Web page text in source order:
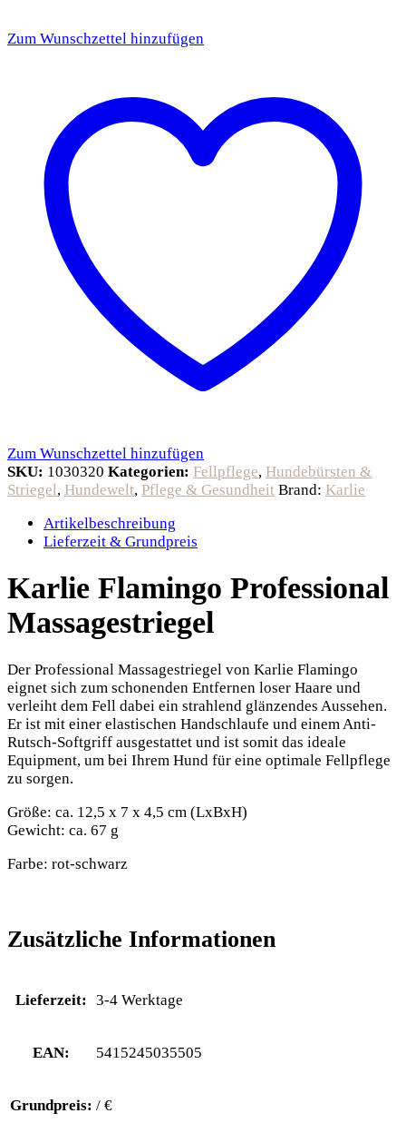
Zum Wunschzettel hinzufügen
Zum Wunschzettel hinzufügen
SKU: 1030320 Kategorien: Fellpflege, Hundebürsten &
Striegel, Hundewelt, Pflege & Gesundheit Brand: Karlie
Artikelbeschreibung
Lieferzeit & Grundpreis
Karlie Flamingo Professional
Massagestriegel
Der Professional Massagestriegel von Karlie Flamingo
eignet sich zum schonenden Entfernen loser Haare und
verleiht dem Fell dabei ein strahlend glänzendes Aussehen.
Er ist mit einer elastischen Handschlaufe und einem Anti-
Rutsch-Softgriff ausgestattet und ist somit das ideale
Equipment, um bei Ihrem Hund für eine optimale Fellpflege
zu sorgen.
Größe: ca. 12,5 x 7 x 4,5 cm (LxBxH)
Gewicht: ca. 67 g
Farbe: rot-schwarz
Zusätzliche Informationen
Lieferzeit: 3-4 Werktage
EAN: 5415245035505
Grundpreis: / €